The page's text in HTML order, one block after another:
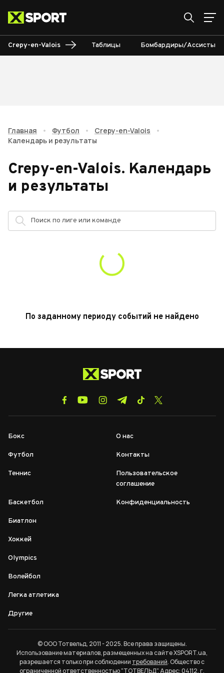
Crepy-en-Valois Таблицы Бомбардиры/Ассисты
Главная • Футбол • Crepy-en-Valois
•
Календарь и результаты
Crepy-en-Valois. Календарь
и результаты
По заданному периоду событий не найдено
Бокс
Футбол
Теннис
Баскетбол
Биатлон
Хоккей
Olympics
Волейбол
Легка атлетика
Другие
О нас
Контакты
Пользовательское
соглашение
Конфиденциальность
© ООО Тотвельд, 2011 - 2025. Все права защищены.
Использование материалов, размещенных на сайте XSPORT.ua,
разрешается только при соблюдении требований. Общество с
ограниченной ответственностью "ТОТВЕЛЬД". Адрес: 04112, г.